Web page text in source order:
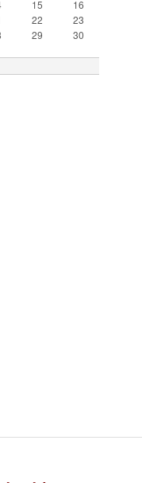
15
16
22
23
29
30